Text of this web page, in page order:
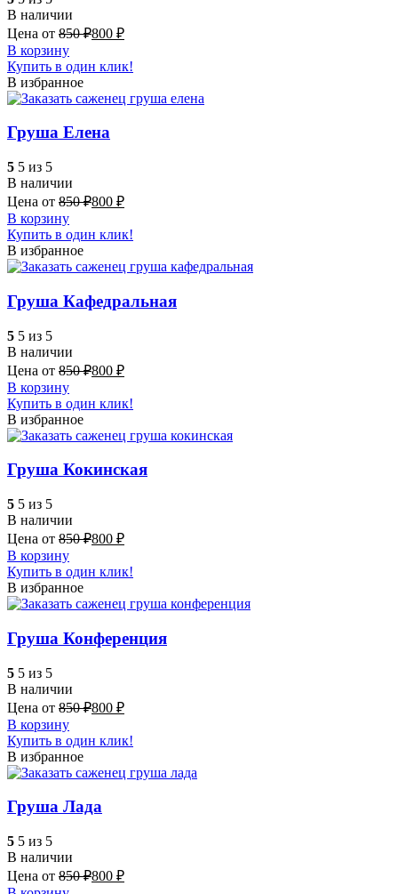
В наличии
Цена от 850₽800 ₽
В корзину
Купить в один клик!
В избранное
Груша Елена
5 5 из 5
В наличии
Цена от 850₽800 ₽
В корзину
Купить в один клик!
В избранное
Груша Кафедральная
5 5 из 5
В наличии
Цена от 850₽800 ₽
В корзину
Купить в один клик!
В избранное
Груша Кокинская
5 5 из 5
В наличии
Цена от 850₽800 ₽
В корзину
Купить в один клик!
В избранное
Груша Конференция
5 5 из 5
В наличии
Цена от 850₽800 ₽
В корзину
Купить в один клик!
В избранное
Груша Лада
5 5 из 5
В наличии
Цена от 850₽800 ₽